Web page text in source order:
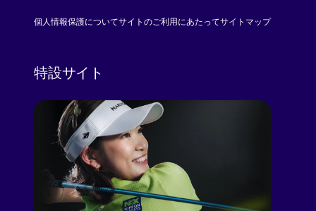
個人情報保護についてサイトのご利用にあたってサイトマップ
特設サイト